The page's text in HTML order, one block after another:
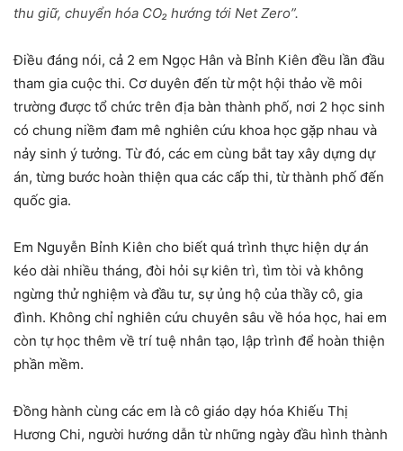
thu giữ, chuyển hóa CO₂ hướng tới Net Zero”.
Điều đáng nói, cả 2 em Ngọc Hân và Bỉnh Kiên đều lần đầu
tham gia cuộc thi. Cơ duyên đến từ một hội thảo về môi
trường được tổ chức trên địa bàn thành phố, nơi 2 học sinh
có chung niềm đam mê nghiên cứu khoa học gặp nhau và
nảy sinh ý tưởng. Từ đó, các em cùng bắt tay xây dựng dự
án, từng bước hoàn thiện qua các cấp thi, từ thành phố đến
quốc gia.
Em Nguyễn Bỉnh Kiên cho biết quá trình thực hiện dự án
kéo dài nhiều tháng, đòi hỏi sự kiên trì, tìm tòi và không
ngừng thử nghiệm và đầu tư, sự ủng hộ của thầy cô, gia
đình. Không chỉ nghiên cứu chuyên sâu về hóa học, hai em
còn tự học thêm về trí tuệ nhân tạo, lập trình để hoàn thiện
phần mềm.
Đồng hành cùng các em là cô giáo dạy hóa Khiếu Thị
Hương Chi, người hướng dẫn từ những ngày đầu hình thành